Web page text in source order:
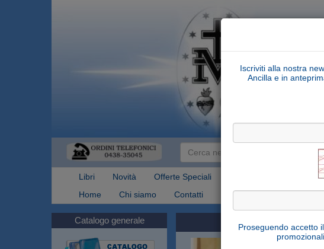
Iscriviti alla nostra
Ancilla e in
Proseguendo accetto
Libri Novità Offerte Speciali
Home
Chi siamo Contatti Spedizioni
Catalogo generale 7